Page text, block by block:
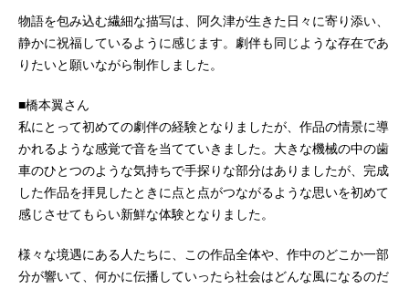
物語を包み込む繊細な描写は、阿久津が生きた日々に寄り添い、
静かに祝福しているように感じます。劇伴も同じような存在であ
りたいと願いながら制作しました。
■橋本翼さん
私にとって初めての劇伴の経験となりましたが、作品の情景に導
かれるような感覚で音を当てていきました。大きな機械の中の歯
車のひとつのような気持ちで手探りな部分はありましたが、完成
した作品を拝見したときに点と点がつながるような思いを初めて
感じさせてもらい新鮮な体験となりました。
様々な境遇にある人たちに、この作品全体や、作中のどこか一部
分が響いて、何かに伝播していったら社会はどんな風になるのだ